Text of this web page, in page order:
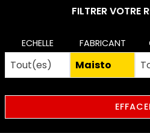
FILTRER VOTRE
ECHELLE FABRICANT